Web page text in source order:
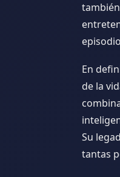
En
de la
Su
tantas